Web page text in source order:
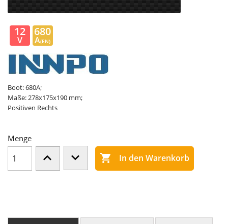
12
V
680
A(EN)
Boot: 680A;
Maße: 278x175x190 mm;
Positiven Rechts
Menge
 In den Warenkorb